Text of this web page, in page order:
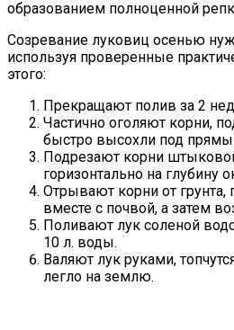
образованием полноценной
Созревание луковиц осенью
используя проверенные
этого:
Прекращают полив за 2
Частично оголяют корни,
быстро высохли под
Подрезают корни
горизонтально на глубину
Отрывают корни от грунта,
вместе с почвой, а затем
Поливают лук соленой
10 л. воды.
Валяют лук руками,
легло на землю.